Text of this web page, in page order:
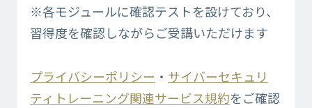
※各モジュールに確認テストを設けており、
習得度を確認しながらご受講いただけます
プライバシーポリシー ・ サイバーセキュリ
ティトレーニング関連サービス規約をご確認